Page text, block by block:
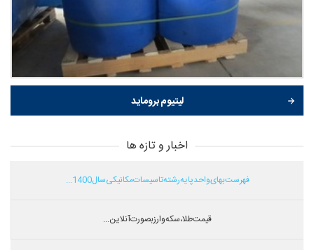
لیتیوم بروماید
اخبار و تازه ها
فهرست بهای واحد پایه رشته تاسیسات مکانیکی سال 1400...
قیمت طلا،سکه و ارز بصورت آنلاین...